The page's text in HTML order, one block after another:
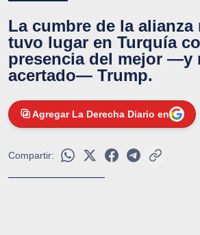
La cumbre de la
tuvo lugar en Turquía
presencia del mejor —y
acertado— Trump.
Agregar La Derecha Diario en
Compartir: